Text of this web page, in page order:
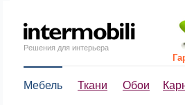
Решения для интерьера
Мебель Ткани Обои